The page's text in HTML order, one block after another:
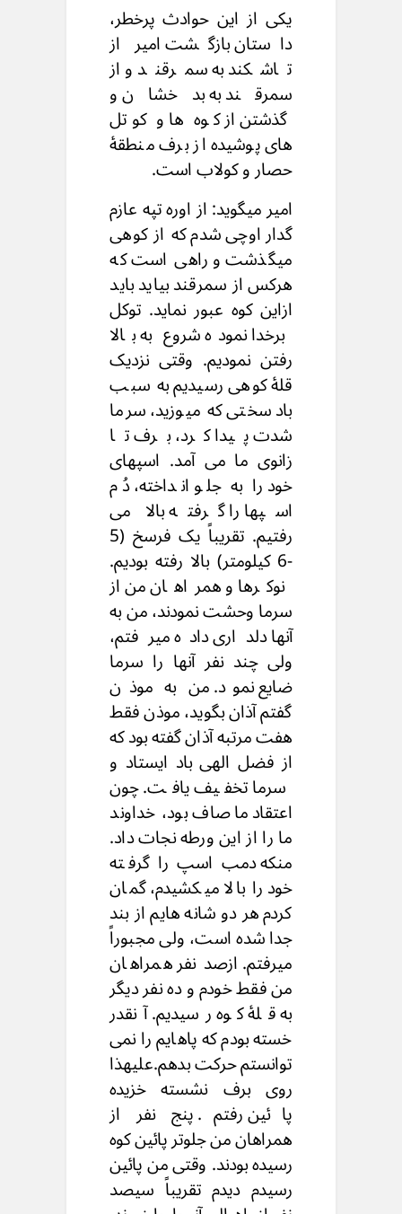
یکی از این حوادث پرخطر،
داستان بازگشت امیر از
تاشکند به سمرقند و از
سمرقند به بدخشان و
گذشتن از کوه ها و کوتل
های پوشیده از برف منطقۀ
حصار و کولاب است.
امیر میگوید: از اوره تپه عازم
گدار اوچی شدم که از کوهی
میگذشت و راهی است که
هرکس از سمرقند بیاید باید
ازاین کوه عبور نماید. توکل
برخدا نموده شروع به بالا
رفتن نمودیم. وقتی نزدیک
قلۀ کوهی رسیدیم به سبب
باد سختی که میوزید، سرما
شدت پیدا کرد، برف تا
زانوی ما می آمد. اسپهای
خود را به جلو انداخته، دُم
اسپها را گرفته بالا می
رفتیم. تقریباً یک فرسخ (5
-6 کیلومتر) بالا رفته بودیم.
نوکرها و همراهان من از
سرما وحشت نمودند، من به
آنها دلداری داده میرفتم،
ولی چند نفر آنها را سرما
ضایع نمود. من به موذن
گفتم آذان بگوید، موذن فقط
هفت مرتبه آذان گفته بود که
از فضل الهی باد ایستاد و
سرما تخفیف یافت. چون
اعتقاد ما صاف بود، خداوند
ما را از این ورطه نجات داد.
منکه دمب اسپ را گرفته
خود را بالا میکشیدم، گمان
کردم هر دو شانه هایم از بند
جدا شده است، ولی مجبوراً
میرفتم. ازصد نفر همراهان
من فقط خودم و ده نفر دیگر
به قلۀ کوه رسیدیم. آنقدر
خسته بودم که پاهایم را نمی
توانستم حرکت بدهم.علیهذا
روی برف نشسته خزیده
پائین رفتم. پنج نفر از
همراهان من جلوتر پائین کوه
رسیده بودند. وقتی من پائین
رسیدم دیدم تقریباً سیصد